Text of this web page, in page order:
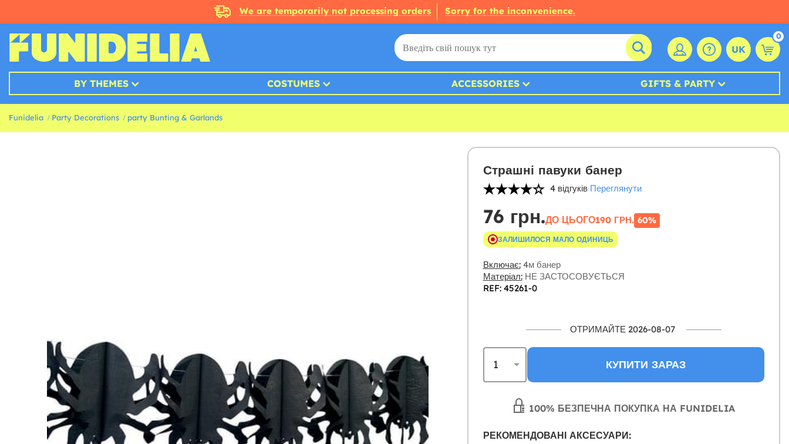
We are temporarily not processing orders Sorry for the inconvenience.
UK
0
BY THEMES COSTUMES ACCESSORIES GIFTS & PARTY
Funidelia Party Decorations party Bunting & Garlands
Страшні павуки банер
4 відгуків Переглянути
76 грн.ДО ЦЬОГО190 ГРН. 60%
ЗАЛИШИЛОСЯ МАЛО ОДИНИЦЬ
Включає:4м банер
Матеріал:НЕ ЗАСТОСОВУЄТЬСЯ
REF: 45261-0
ОТРИМАЙТЕ 2026-08-07
КУПИТИ ЗАРАЗ
100% БЕЗПЕЧНА ПОКУПКА НА FUNIDELIA
РЕКОМЕНДОВАНІ АКСЕСУАРИ: